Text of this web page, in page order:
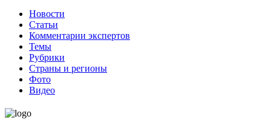
Новости
Статьи
Комментарии экспертов
Темы
Рубрики
Страны и регионы
Фото
Видео